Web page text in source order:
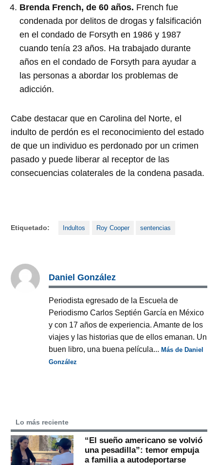
Brenda French, de 60 años. French fue
condenada por delitos de drogas y falsificación
en el condado de Forsyth en 1986 y 1987
cuando tenía 23 años. Ha trabajado durante
años en el condado de Forsyth para ayudar a
las personas a abordar los problemas de
adicción.
Cabe destacar que en Carolina del Norte, el
indulto de perdón es el reconocimiento del estado
de que un individuo es perdonado por un crimen
pasado y puede liberar al receptor de las
consecuencias colaterales de la condena pasada.
Etiquetado: Indultos Roy Cooper sentencias
Daniel González
Periodista egresado de la Escuela de
Periodismo Carlos Septién García en México
y con 17 años de experiencia. Amante de los
viajes y las historias que de ellos emanan. Un
buen libro, una buena película...Más de Daniel
González
Lo más reciente
“El sueño americano se volvió
una pesadilla”: temor empuja
a familia a autodeportarse